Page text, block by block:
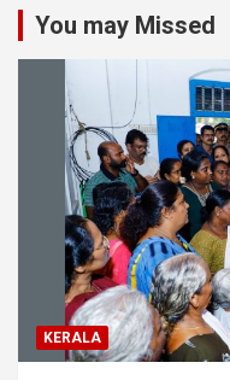
You may Missed
KERALA